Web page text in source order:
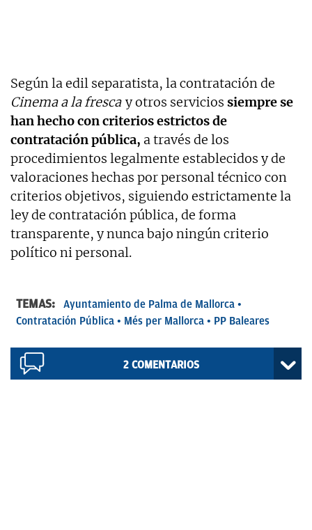
Según la edil separatista, la contratación de
Cinema a la fresca y otros servicios siempre se
han hecho con criterios estrictos de
contratación pública, a través de los
procedimientos legalmente establecidos y de
valoraciones hechas por personal técnico con
criterios objetivos, siguiendo estrictamente la
ley de contratación pública, de forma
transparente, y nunca bajo ningún criterio
político ni personal.
TEMAS:
Ayuntamiento de Palma de Mallorca
Contratación Pública
Més per Mallorca PP Baleares
2 COMENTARIOS